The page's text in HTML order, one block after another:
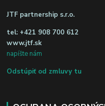
JTF partnership s.r.o.
tel: +421 908 700 612
www.jtf.sk
napíšte nám
Odstúpiť od zmluvy tu